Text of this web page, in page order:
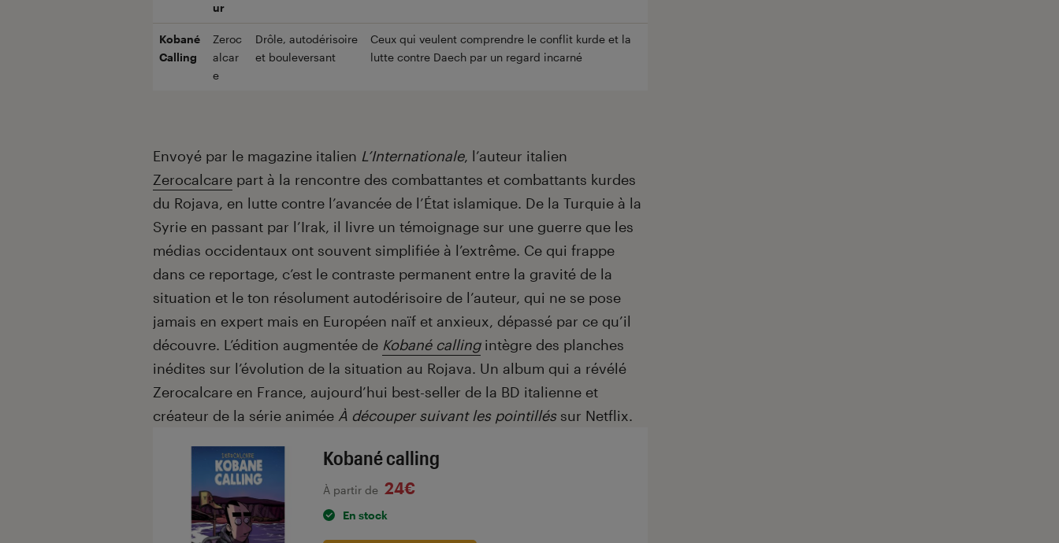
ur
Kobané
Calling
Zeroc
alcar
e
Drôle, autodérisoire
et bouleversant
Ceux qui veulent comprendre le conflit kurde et la
lutte contre Daech par un regard incarné
Envoyé par le magazine italien L’Internationale, l’auteur italien
Zerocalcare part à la rencontre des combattantes et combattants kurdes
du Rojava, en lutte contre l’avancée de l’État islamique. De la Turquie à la
Syrie en passant par l’Irak, il livre un témoignage sur une guerre que les
médias occidentaux ont souvent simplifiée à l’extrême. Ce qui frappe
dans ce reportage, c’est le contraste permanent entre la gravité de la
situation et le ton résolument autodérisoire de l’auteur, qui ne se pose
jamais en expert mais en Européen naïf et anxieux, dépassé par ce qu’il
découvre. L’édition augmentée de Kobané callingintègre des planches
inédites sur l’évolution de la situation au Rojava. Un album qui a révélé
Zerocalcare en France, aujourd’hui best-seller de la BD italienne et
créateur de la série animée À découper suivant les pointilléssur Netflix.
Kobané calling
À partir de 24€
En stock